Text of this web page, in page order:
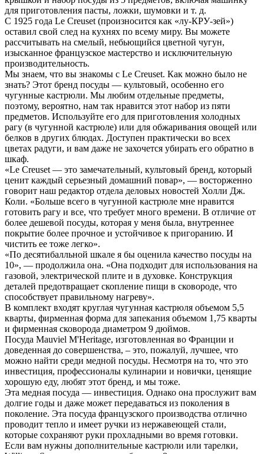
для приготовления пасты, ложки, шумовки и т. д.
С 1925 года Le Creuset (произносится как «лу-КРУ-зей»)
оставил свой след на кухнях по всему миру. Вы можете
рассчитывать на смелый, небьющийся цветной чугун,
изысканное французское мастерство и исключительную
производительность.
Мы знаем, что вы знакомы с Le Creuset. Как можно было не
знать? Этот бренд посуды — культовый, особенно его
чугунные кастрюли. Мы любим отдельные предметы,
поэтому, вероятно, нам так нравится этот набор из пяти
предметов. Используйте его для приготовления холодных
рагу (в чугунной кастрюле) или для обжаривания овощей или
белков в других блюдах. Доступен практически во всех
цветах радуги, и вам даже не захочется убирать его обратно в
шкаф.
«Le Creuset — это замечательный, культовый бренд, который
ценит каждый серьезный домашний повар», — восторженно
говорит наш редактор отдела деловых новостей Холли Дж.
Коли. «Больше всего в чугунной кастрюле мне нравится
готовить рагу и все, что требует много времени. В отличие от
более дешевой посуды, которая у меня была, внутреннее
покрытие более прочное и устойчивое к пригоранию. И
чистить ее тоже легко».
«По десятибалльной шкале я бы оценила качество посуды на
10», — продолжила она. «Она подходит для использования на
газовой, электрической плите и в духовке. Конструкция
деталей предотвращает скопление пищи в сковороде, что
способствует правильному нагреву».
В комплект входят круглая чугунная кастрюля объемом 5,5
кварты, фирменная форма для запекания объемом 1,75 кварты
и фирменная сковорода диаметром 9 дюймов.
Посуда Mauviel M'Heritage, изготовленная во Франции и
доведенная до совершенства, – это, пожалуй, лучшее, что
можно найти среди медной посуды. Несмотря на то, что это
инвестиция, профессионалы кулинарии и новички, ценящие
хорошую еду, любят этот бренд, и мы тоже.
Эта медная посуда — инвестиция. Однако она прослужит вам
долгие годы и даже может передаваться из поколения в
поколение. Эта посуда французского производства отлично
проводит тепло и имеет ручки из нержавеющей стали,
которые сохраняют руки прохладными во время готовки.
Если вам нужны дополнительные кастрюли или тарелки,